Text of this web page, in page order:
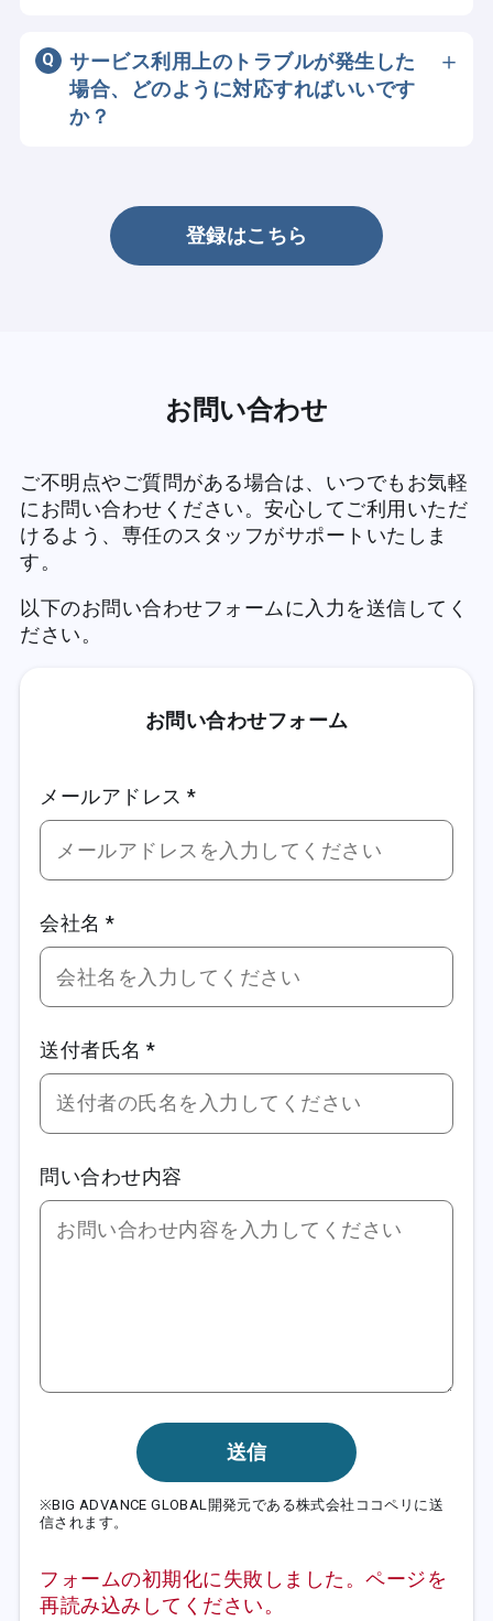
合わせください。内容を確認の上、対応い
たします。
サービス利用上のトラブルが発生した
場合、どのように対応すればいいです
か？
合は、必要に応じて専門家等へのご相談を
おすすめします。登録はこちら
お問い合わせ
ご不明点やご質問がある場合は、いつでもお気軽
にお問い合わせください。安心してご利用いただ
けるよう、専任のスタッフがサポートいたしま
す。
以下のお問い合わせフォームに入力を送信してく
ださい。
お問い合わせフォーム
メールアドレス *
会社名 *
送付者氏名 *
問い合わせ内容
送信
※BIG ADVANCE GLOBAL開発元である株式会社ココペリに送
信されます。
フォームの初期化に失敗しました。ページを
再読み込みしてください。